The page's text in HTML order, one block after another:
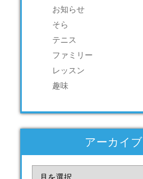
お知らせ
そら
テニス
ファミリー
レッスン
趣味
アーカイブ